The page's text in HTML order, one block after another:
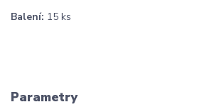
Balení: 15 ks
Parametry